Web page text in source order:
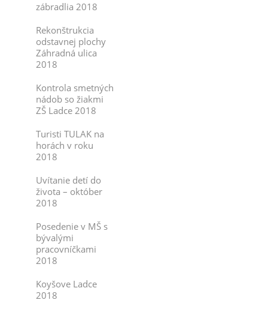
zábradlia 2018
Rekonštrukcia
odstavnej plochy
Záhradná ulica
2018
Kontrola smetných
nádob so žiakmi
ZŠ Ladce 2018
Turisti TULAK na
horách v roku
2018
Uvítanie detí do
života – október
2018
Posedenie v MŠ s
bývalými
pracovníčkami
2018
Koyšove Ladce
2018